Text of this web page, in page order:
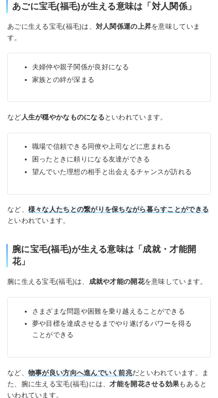
あごに宝毛(福毛)が生える意味は「対人関係」
あごに生える宝毛(福毛)は、 対人関係運の上昇を意味していま
す。
夫婦仲や親子関係が良好になる
家族との絆が深まる
など 人生が穏やかなものになるといわれています。
職場で信頼できる同僚や上司などに恵まれる
困ったときに頼りになる友達ができる
望んでいた理想の相手と出会えるチャンスが訪れる
など、 様々な 人たちとの繋がりを保ちながら暮らすことができる
といわれています。
腕に宝毛(福毛)が生える意味は「成就・才能開
花」
腕に生える宝毛(福毛)は、 成就や才能の開花を意味しています。
さまざまな問題や困難を乗り越えることができる
夢や目標を達成させるまでやり遂げるパワーを得る
ことができる
など、 物事が良い方向へ進んでいく前兆だといわれています。ま
た、腕に生える宝毛(福毛)には、 才能を開花させる効果もあると
いわれています。